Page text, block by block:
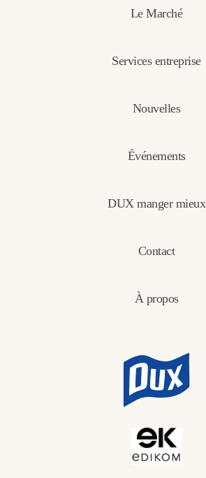
Le Marché
Services entreprise
Nouvelles
Événements
DUX manger mieux
Contact
À propos